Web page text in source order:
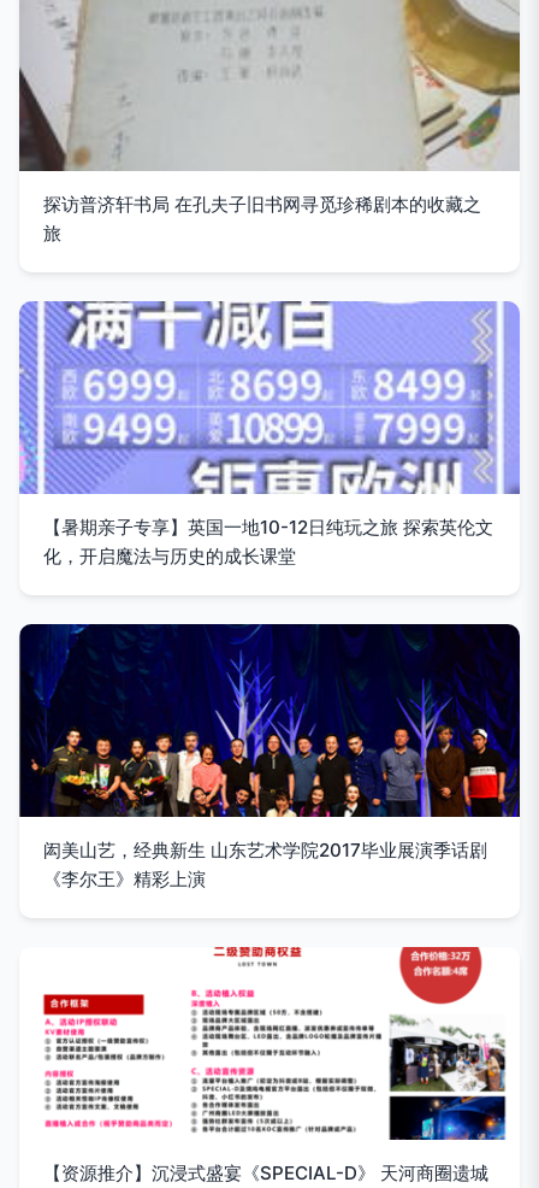
探访普济轩书局 在孔夫子旧书网寻觅珍稀剧本的收藏之
旅
【暑期亲子专享】英国一地10-12日纯玩之旅 探索英伦文
化，开启魔法与历史的成长课堂
闳美山艺，经典新生 山东艺术学院2017毕业展演季话剧
《李尔王》精彩上演
【资源推介】沉浸式盛宴《SPECIAL-D》 天河商圈遗城